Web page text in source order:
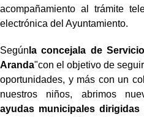
acompañamiento al trámite
electrónica del Ayuntamiento.
Según la concejala de
Aranda"con el objetivo de
oportunidades, y más con un
nuestros niños, abrimos
ayudas municipales dirigidas